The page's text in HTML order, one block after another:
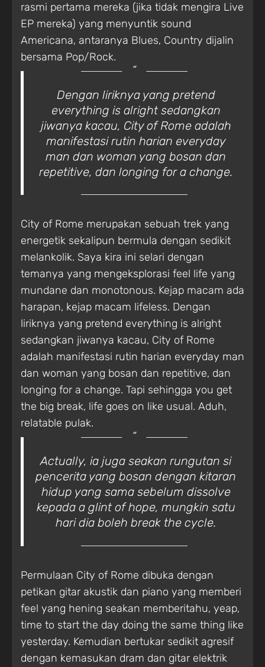
rasmi pertama mereka (jika tidak mengira Live
EP mereka) yang menyuntik sound
Americana, antaranya Blues, Country dijalin
bersama Pop/Rock.
Dengan liriknya yang pretend
everything is alright sedangkan
jiwanya kacau, City of Rome adalah
manifestasi rutin harian everyday
man dan woman yang bosan dan
repetitive, dan longing for a change.
City of Rome merupakan sebuah trek yang
energetik sekalipun bermula dengan sedikit
melankolik. Saya kira ini selari dengan
temanya yang mengeksplorasi feel life yang
mundane dan monotonous. Kejap macam ada
harapan, kejap macam lifeless. Dengan
liriknya yang pretend everything is alright
sedangkan jiwanya kacau, City of Rome
adalah manifestasi rutin harian everyday man
dan woman yang bosan dan repetitive, dan
longing for a change. Tapi sehingga you get
the big break, life goes on like usual. Aduh,
relatable pulak.
Actually, ia juga seakan rungutan si
pencerita yang bosan dengan kitaran
hidup yang sama sebelum dissolve
kepada a glint of hope, mungkin satu
hari dia boleh break the cycle.
Permulaan City of Rome dibuka dengan
petikan gitar akustik dan piano yang memberi
feel yang hening seakan memberitahu, yeap,
time to start the day doing the same thing like
yesterday. Kemudian bertukar sedikit agresif
dengan kemasukan dram dan gitar elektrik